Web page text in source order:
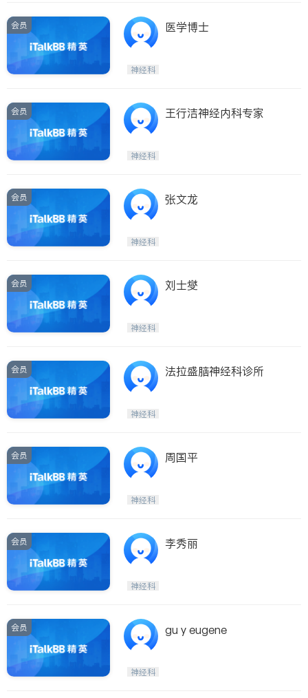
会员 医学博士
神经科
会员 王行洁神经内科专家
神经科
会员 张文龙
神经科
会员 刘士燮
神经科
会员 法拉盛脑神经科诊所
神经科
会员 周国平
神经科
会员 李秀丽
神经科
会员 gu y eugene
神经科